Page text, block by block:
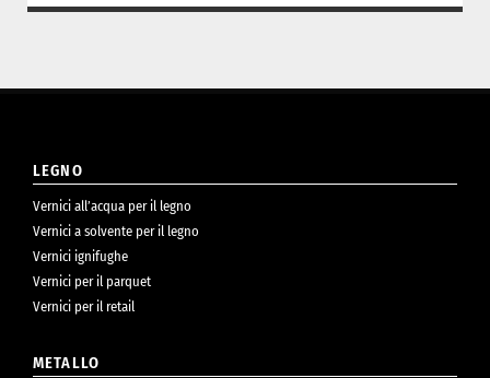
LEGNO
Vernici all’acqua per il legno
Vernici a solvente per il legno
Vernici ignifughe
Vernici per il parquet
Vernici per il retail
METALLO